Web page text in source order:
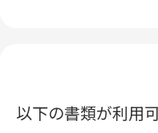
以下の書類が利用可